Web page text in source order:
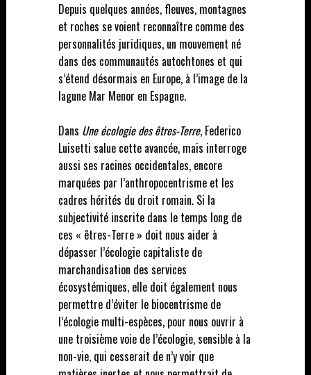
Depuis quelques années, fleuves, montagnes
et roches se voient reconnaître comme des
personnalités juridiques, un mouvement né
dans des communautés autochtones et qui
s’étend désormais en Europe, à l’image de la
lagune Mar Menor en Espagne.
Dans Une écologie des êtres-Terre, Federico
Luisetti salue cette avancée, mais interroge
aussi ses racines occidentales, encore
marquées par l’anthropocentrisme et les
cadres hérités du droit romain. Si la
subjectivité inscrite dans le temps long de
ces « êtres-Terre » doit nous aider à
dépasser l’écologie capitaliste de
marchandisation des services
écosystémiques, elle doit également nous
permettre d’éviter le biocentrisme de
l’écologie multi-espèces, pour nous ouvrir à
une troisième voie de l’écologie, sensible à la
non-vie, qui cesserait de n’y voir que